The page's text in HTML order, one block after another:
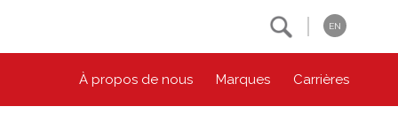
EN
À propos de nous Marques Carrières